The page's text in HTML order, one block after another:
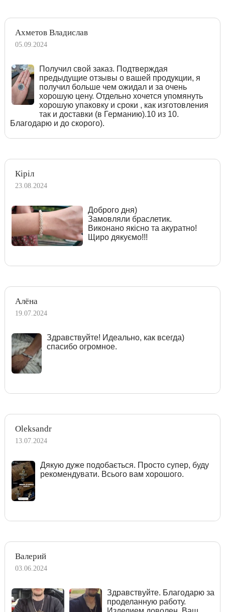
Ахметов Владислав
05.09.2024
Получил свой заказ. Подтверждая
предыдущие отзывы о вашей продукции, я
получил больше чем ожидал и за очень
хорошую цену. Отдельно хочется упомянуть
хорошую упаковку и сроки , как изготовления
так и доставки (в Германию).10 из 10.
Благодарю и до скорого).
Кіріл
23.08.2024
Доброго дня)
Замовляли браслетик.
Виконано якісно та акуратно!
Щиро дякуємо!!!
Алёна
19.07.2024
Здравствуйте! Идеально, как всегда)
спасибо огромное.
Oleksandr
13.07.2024
Дякую дуже подобається. Просто супер, буду
рекомендувати. Всього вам хорошого.
Валерий
03.06.2024
Здравствуйте. Благодарю за
проделанную работу.